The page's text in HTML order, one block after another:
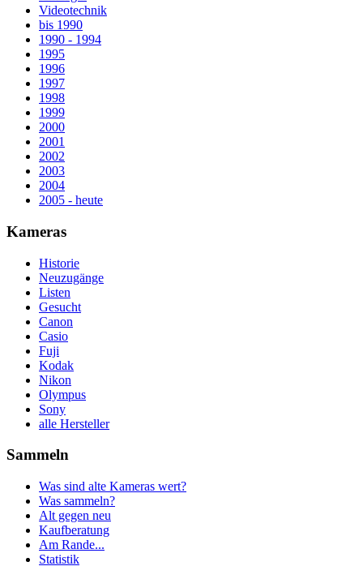
Videotechnik
bis 1990
1990 - 1994
1995
1996
1997
1998
1999
2000
2001
2002
2003
2004
2005 - heute
Kameras
Historie
Neuzugänge
Listen
Gesucht
Canon
Casio
Fuji
Kodak
Nikon
Olympus
Sony
alle Hersteller
Sammeln
Was sind alte Kameras wert?
Was sammeln?
Alt gegen neu
Kaufberatung
Am Rande...
Statistik